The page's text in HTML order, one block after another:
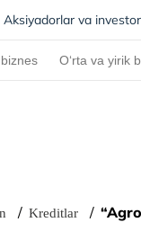
Aksiyadorlar va
O‘rta va yirik
Kreditlar